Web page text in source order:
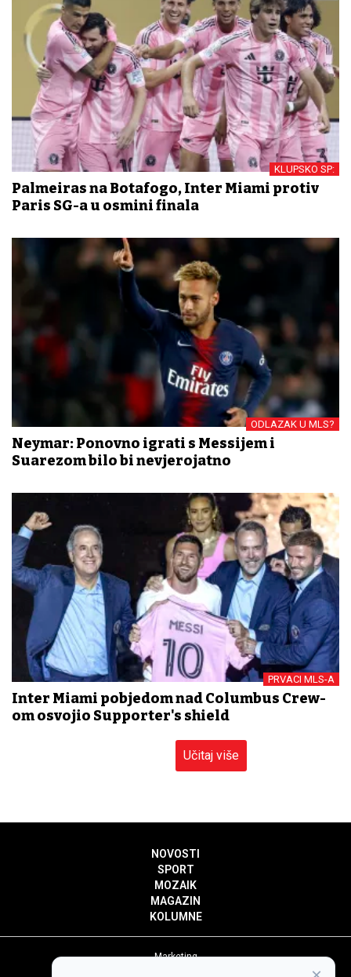
KLUPSKO SP:
Palmeiras na Botafogo, Inter Miami protiv
Paris SG-a u osmini finala
ODLAZAK U MLS?
Neymar: Ponovno igrati s Messijem i
Suarezom bilo bi nevjerojatno
PRVACI MLS-A
Inter Miami pobjedom nad Columbus Crew-
om osvojio Supporter's shield
Učitaj više
NOVOSTI
SPORT
MOZAIK
MAGAZIN
KOLUMNE
Marketing